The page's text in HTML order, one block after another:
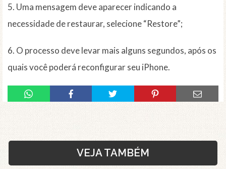
5. Uma mensagem deve aparecer indicando a
necessidade de restaurar, selecione “Restore”;
6. O processo deve levar mais alguns segundos, após os
quais você poderá reconfigurar seu iPhone.
VEJA TAMBÉM